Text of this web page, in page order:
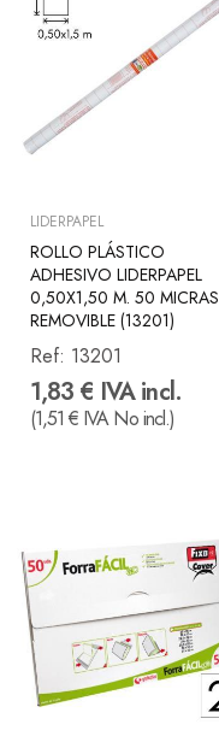
LIDERPAPEL
ROLLO PLÁSTICO
ADHESIVO LIDERPAPEL
0,50X1,50 M. 50 MICRAS
REMOVIBLE (13201)
Ref: 13201
1,83 € IVA incl.
(1,51 € IVA No incl.)